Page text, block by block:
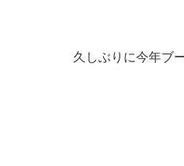
久しぶりに今年ブ